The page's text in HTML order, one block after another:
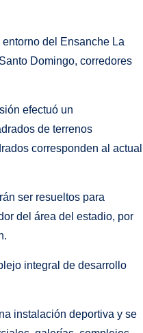
del Ensanche La
Domingo, corredores
efectuó un
de terrenos
corresponden al actual
ser resueltos para
del área del estadio, por
integral de desarrollo
instalación deportiva y se